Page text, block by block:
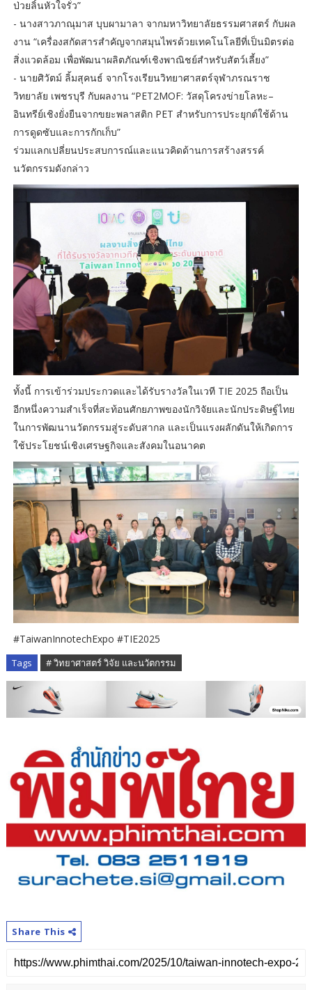
ป่วยลิ้นหัวใจรั่ว”
- นางสาวภาณุมาส บุบผามาลา จากมหาวิทยาลัยธรรมศาสตร์ กับผล
งาน “เครื่องสกัดสารสำคัญจากสมุนไพรด้วยเทคโนโลยีที่เป็นมิตรต่อ
สิ่งแวดล้อม เพื่อพัฒนาผลิตภัณฑ์เชิงพาณิชย์สำหรับสัตว์เลี้ยง”
- นายศิวัตม์ ลิ้มสุคนธ์ จากโรงเรียนวิทยาศาสตร์จุฬาภรณราช
วิทยาลัย เพชรบุรี กับผลงาน “PET2MOF: วัสดุโครงข่ายโลหะ–
อินทรีย์เชิงยั่งยืนจากขยะพลาสติก PET สำหรับการประยุกต์ใช้ด้าน
การดูดซับและการกักเก็บ”
ร่วมแลกเปลี่ยนประสบการณ์และแนวคิดด้านการสร้างสรรค์
นวัตกรรมดังกล่าว
ทั้งนี้ การเข้าร่วมประกวดและได้รับรางวัลในเวที TIE 2025 ถือเป็น
อีกหนึ่งความสำเร็จที่สะท้อนศักยภาพของนักวิจัยและนักประดิษฐ์ไทย
ในการพัฒนานวัตกรรมสู่ระดับสากล และเป็นแรงผลักดันให้เกิดการ
ใช้ประโยชน์เชิงเศรษฐกิจและสังคมในอนาคต
#TaiwanInnotechExpo #TIE2025
Tags # วิทยาศาสตร์ วิจัย และนวัตกรรม
Share This